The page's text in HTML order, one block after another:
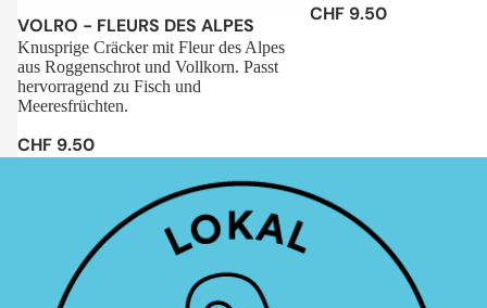
Sale
VOLRO - FLEURS DES ALPES
Knusprige Cräcker mit Fleur des Alpes
aus Roggenschrot und Vollkorn. Passt
hervorragend zu Fisch und
Meeresfrüchten.
CHF 9.50
CHF 9.50